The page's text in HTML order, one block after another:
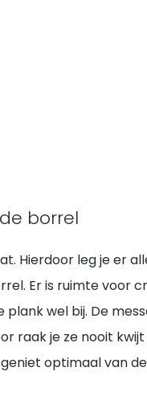
borrel
Hierdoor leg je er
Er is ruimte voor
plank wel bij. De
raak je ze nooit
optimaal van